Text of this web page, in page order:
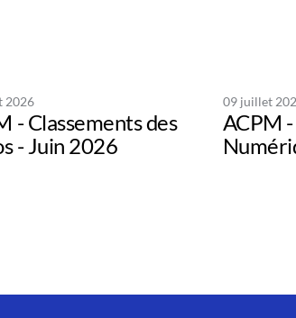
2026
- Classements des
- Juin 2026
09 juillet
ACPM